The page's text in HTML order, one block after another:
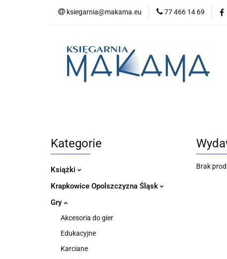
ksiegarnia@makama.eu 77 466 14 69
Kategorie
Kategorie
Książki
Krapkowice Opolszczyzna Śląsk
Gry
Akcesoria do gier
Edukacyjne
Karciane
Brak